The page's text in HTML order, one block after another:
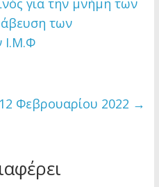
για την μνήμη των
των
Ι.Μ.Φ
Φεβρουαρίου 2022 →